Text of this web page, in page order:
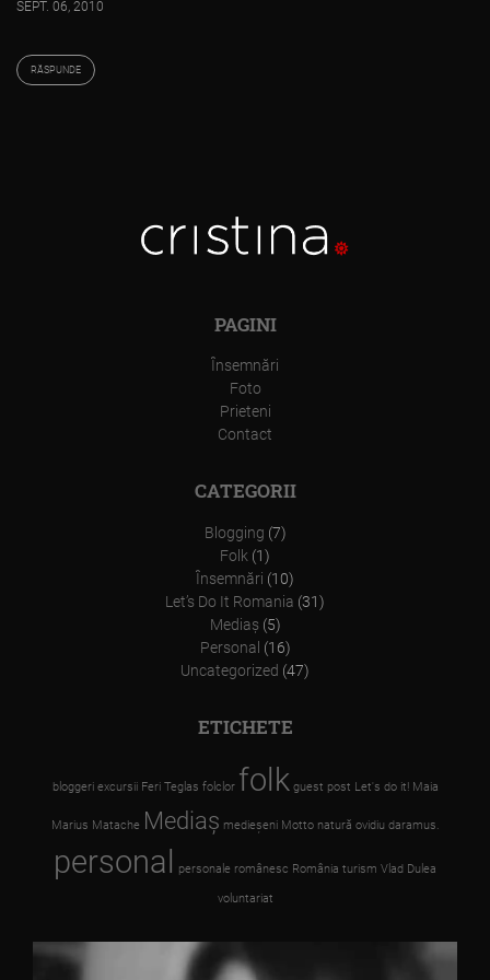
SEPT. 06, 2010
RĂSPUNDE
PAGINI
Însemnări
Foto
Prieteni
Contact
CATEGORII
Blogging (7)
Folk (1)
Însemnări (10)
Let’s Do It Romania (31)
Mediaş(5)
Personal (16)
Uncategorized (47)
ETICHETE
bloggeri excursii Feri Teglas folclor folk guest post Let's do it! Maia
Marius Matache Mediaş medieşeni Motto natură ovidiu daramus.
personal personale românesc România turism Vlad Dulea
voluntariat